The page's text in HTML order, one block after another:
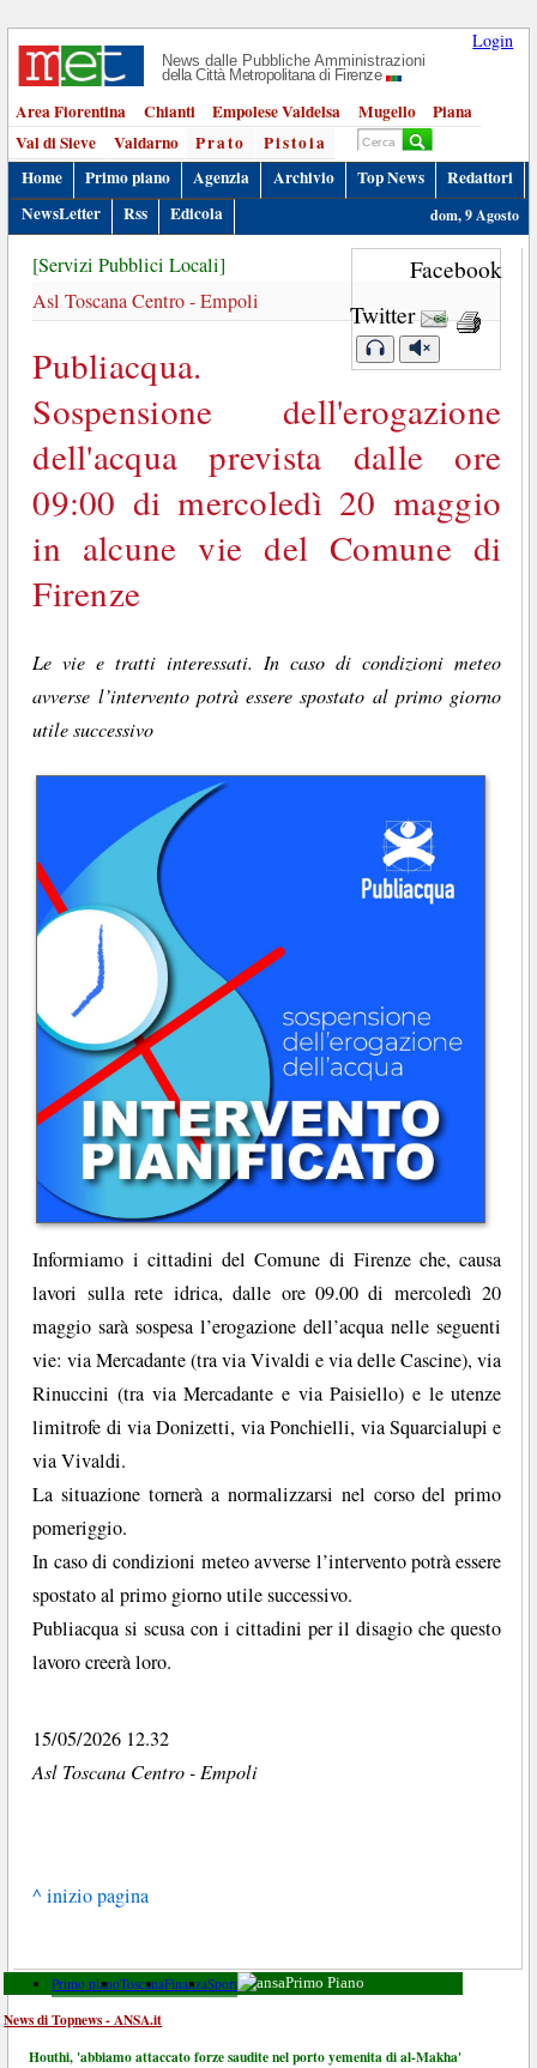
Login
News dalle Pubbliche Amministrazioni
della Città Metropolitana di Firenze
Area Fiorentina Chianti Empolese Valdelsa Mugello
Piana
Val di Sieve
Valdarno Prato
Pistoia
Home
Primo piano Agenzia Archivio Top News
Redattori
NewsLetter
Rss Edicola dom, 9 Agosto
Facebook
Twitter
[Servizi Pubblici Locali]
Asl Toscana Centro - Empoli
Publiacqua.
Sospensione dell'erogazione
dell'acqua prevista dalle ore
09:00 di mercoledì 20 maggio
in alcune vie del Comune di
Firenze
Le vie e tratti interessati. In caso di condizioni meteo
avverse l’intervento potrà essere spostato al primo giorno
utile successivo
Informiamo i cittadini del Comune di Firenze che, causa
lavori sulla rete idrica, dalle ore 09.00 di mercoledì 20
maggio sarà sospesa l’erogazione dell’acqua nelle seguenti
vie: via Mercadante (tra via Vivaldi e via delle Cascine), via
Rinuccini (tra via Mercadante e via Paisiello) e le utenze
limitrofe di via Donizetti, via Ponchielli, via Squarcialupi e
via Vivaldi.
La situazione tornerà a normalizzarsi nel corso del primo
pomeriggio.
In caso di condizioni meteo avverse l’intervento potrà essere
spostato al primo giorno utile successivo.
Publiacqua si scusa con i cittadini per il disagio che questo
lavoro creerà loro.
15/05/2026 12.32
Asl Toscana Centro - Empoli
^ inizio pagina
Primo pianoToscanaFinanzaSport Primo Piano
News di Topnews - ANSA.it
Houthi, 'abbiamo attaccato forze saudite nel porto yemenita di al-Makha'